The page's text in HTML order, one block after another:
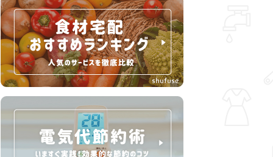
う。大人の嗜みとして知っておきた
い新常識を解説します。